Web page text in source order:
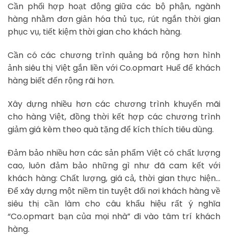
Cần phối hợp hoạt động giữa các bộ phận, ngành
hàng nhằm đơn giản hóa thủ tục, rút ngắn thời gian
phục vụ, tiết kiệm thời gian cho khách hàng.
Cần có các chương trình quảng bá rộng hơn hình
ảnh siêu thị Việt gắn liền với Co.opmart Huế để khách
hàng biết đến rộng rãi hơn.
Xây dựng nhiều hơn các chương trình khuyến mãi
cho hàng Việt, đồng thời kết hợp các chương trình
giảm giá kèm theo quà tặng để kích thích tiêu dùng.
Đảm bảo nhiều hơn các sản phẩm Việt có chất lượng
cao, luôn đảm bảo những gì như đã cam kết với
khách hàng: Chất lượng, giá cả, thời gian thực hiện…
Để xây dựng một niềm tin tuyệt đối nơi khách hàng về
siêu thị cần làm cho câu khẩu hiệu rất ý nghĩa
“Co.opmart bạn của mọi nhà” đi vào tâm trí khách
hàng.